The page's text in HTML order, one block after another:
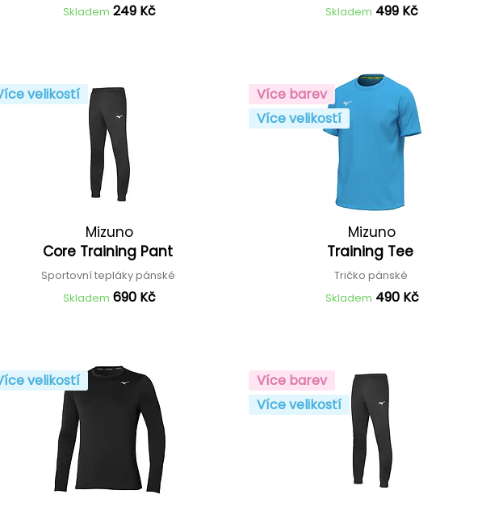
Skladem 249 Kč
Skladem 499 Kč
velikostí
Mizuno
Core Training Pant
Sportovní tepláky pánské
Skladem 690 Kč
Více barev
Více velikostí
Mizuno
Training Tee
Tričko pánské
Skladem 490 Kč
velikostí
Více barev
Více velikostí